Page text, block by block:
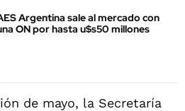
Argentina sale al mercado con
ON por hasta u$s50 millones
de mayo, la Secretaría